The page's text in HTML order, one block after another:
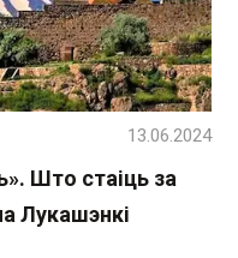
Што стаіць за
Лукашэнкі
13.06.2024